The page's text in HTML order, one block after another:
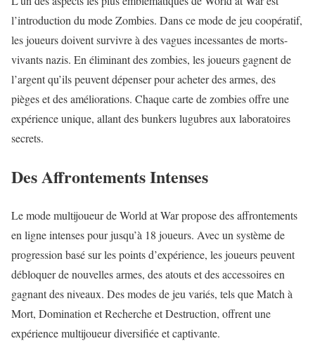
l’introduction du mode Zombies. Dans ce mode de jeu coopératif,
les joueurs doivent survivre à des vagues incessantes de morts-
vivants nazis. En éliminant des zombies, les joueurs gagnent de
l’argent qu’ils peuvent dépenser pour acheter des armes, des
pièges et des améliorations. Chaque carte de zombies offre une
expérience unique, allant des bunkers lugubres aux laboratoires
secrets.
Des Affrontements Intenses
Le mode multijoueur de World at War propose des affrontements
en ligne intenses pour jusqu’à 18 joueurs. Avec un système de
progression basé sur les points d’expérience, les joueurs peuvent
débloquer de nouvelles armes, des atouts et des accessoires en
gagnant des niveaux. Des modes de jeu variés, tels que Match à
Mort, Domination et Recherche et Destruction, offrent une
expérience multijoueur diversifiée et captivante.